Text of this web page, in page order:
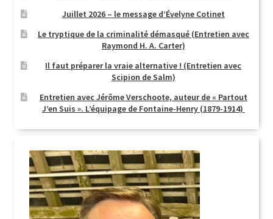
Juillet 2026 – le message d’Évelyne Cotinet
Le tryptique de la criminalité démasqué (Entretien avec
Raymond H. A. Carter)
Il faut préparer la vraie alternative ! (Entretien avec
Scipion de Salm)
Entretien avec Jérôme Verschoote, auteur de « Partout
J’en Suis ». L’équipage de Fontaine-Henry (1879-1914)